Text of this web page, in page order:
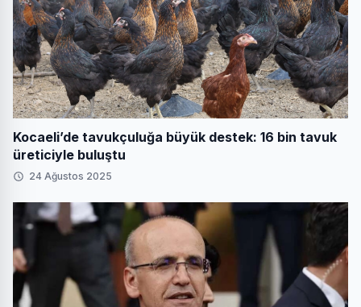
Kocaeli’de tavukçuluğa büyük destek: 16 bin tavuk
üreticiyle buluştu
24 Ağustos 2025